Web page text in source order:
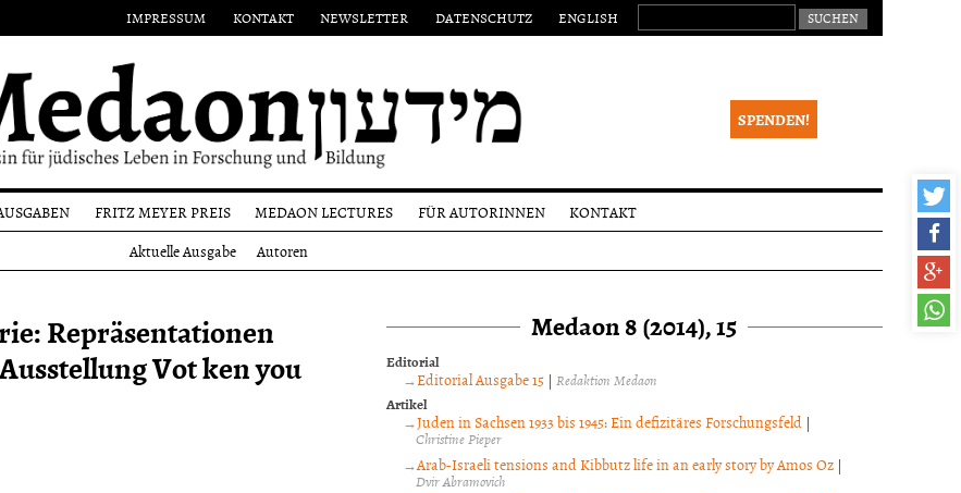
IMPRESSUM KONTAKT NEWSLETTER DATENSCHUTZ ENGLISH SUCHEN NACH:
SPENDEN!
Ausgabe
Autoren
FRITZ MEYER PREIS
Namensgeber
MEDAON LECTURES
FÜR AUTORINNEN
Redaktionsverfahren
und Begutachtung
Copyright
KONTAKT
Aktuelle Ausgabe Autoren
Repräsentationen
Vot ken you
Medaon 8 (2014), 15
Editorial
Editorial Ausgabe 15 |Redaktion Medaon
Artikel
Juden in Sachsen 1933 bis 1945: Ein defizitäres Forschungsfeld |
Christine Pieper
Arab-Israeli tensions and Kibbutz life in an early story by Amos Oz |
Dvir Abramovich